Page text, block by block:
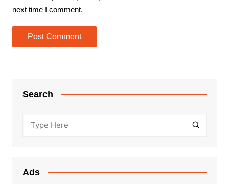
next time I comment.
Search
Ads